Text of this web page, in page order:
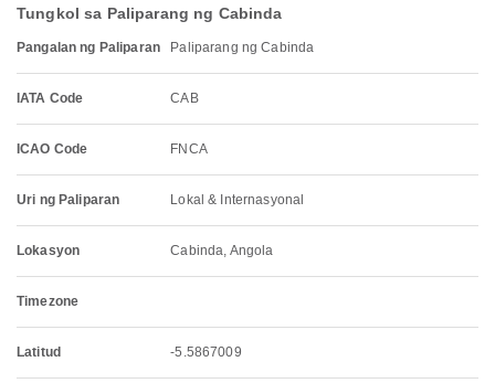
Tungkol sa Paliparang ng Cabinda
Pangalan ng Paliparan Paliparang ng Cabinda
IATA Code CAB
ICAO Code FNCA
Uri ng Paliparan Lokal & Internasyonal
Lokasyon Cabinda, Angola
Timezone
Latitud -5.5867009